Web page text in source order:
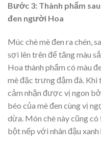
Bước 3: Thành phẩm
đen người Hoa
Múc chè mè đen ra chén,
sợi lên trên để tăng màu
Hoa thành phẩm có màu
mè đặc trưng đậm đà.
cảm nhận được vị ngon
béo của mè đen cùng vị
dừa. Món chè này cũng
bột nếp với nhân đậu